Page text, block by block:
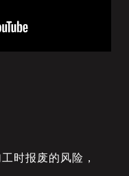
时报废的风险，